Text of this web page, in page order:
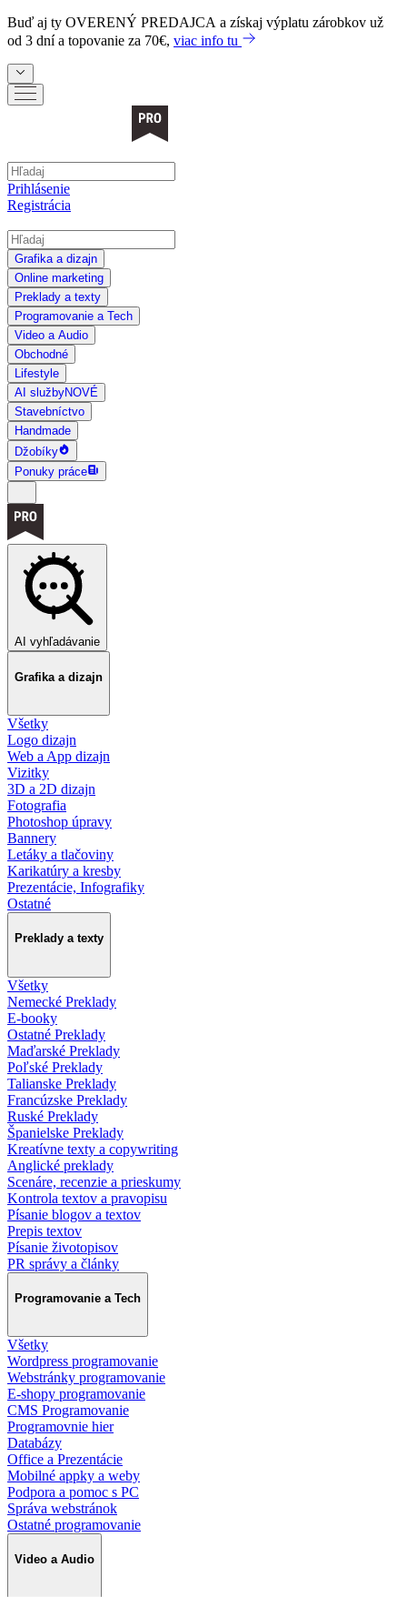
Buď aj ty OVERENÝ PREDAJCA a získaj výplatu zárobkov už
od 3 dní a topovanie za 70€, viac info tu
Prihlásenie
Registrácia
Grafika a dizajn
Online marketing
Preklady a texty
Programovanie a Tech
Video a Audio
Obchodné
Lifestyle
AI službyNOVÉ
Stavebníctvo
Handmade
Džobíky
Ponuky práce
AI vyhľadávanie
Grafika a dizajn
Všetky
Logo dizajn
Web a App dizajn
Vizitky
3D a 2D dizajn
Fotografia
Photoshop úpravy
Bannery
Letáky a tlačoviny
Karikatúry a kresby
Prezentácie, Infografiky
Ostatné
Preklady a texty
Všetky
Nemecké Preklady
E-booky
Ostatné Preklady
Maďarské Preklady
Poľské Preklady
Talianske Preklady
Francúzske Preklady
Ruské Preklady
Španielske Preklady
Kreatívne texty a copywriting
Anglické preklady
Scenáre, recenzie a prieskumy
Kontrola textov a pravopisu
Písanie blogov a textov
Prepis textov
Písanie životopisov
PR správy a články
Programovanie a Tech
Všetky
Wordpress programovanie
Webstránky programovanie
E-shopy programovanie
CMS Programovanie
Programovnie hier
Databázy
Office a Prezentácie
Mobilné appky a weby
Podpora a pomoc s PC
Správa webstránok
Ostatné programovanie
Video a Audio